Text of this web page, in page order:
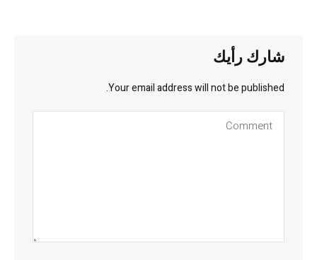
شارك رأيك
Your email address will not be published.